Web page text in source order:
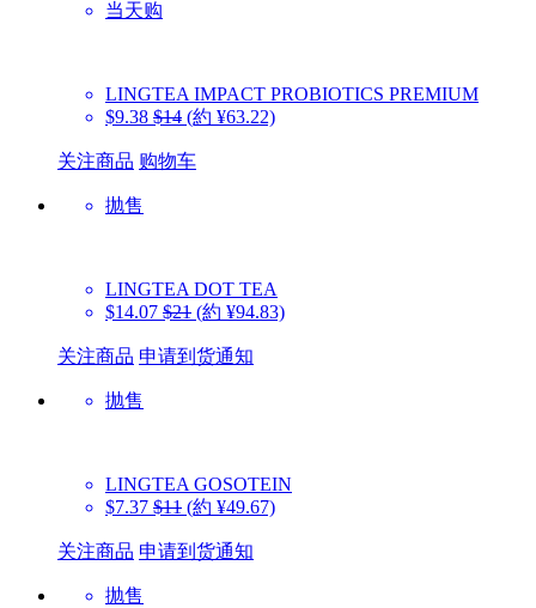
当天购
LINGTEA IMPACT PROBIOTICS PREMIUM
$9.38 $14 (約 ¥63.22)
关注商品 购物车
抛售
LINGTEA DOT TEA
$14.07 $21 (約 ¥94.83)
关注商品 申请到货通知
抛售
LINGTEA GOSOTEIN
$7.37 $11 (約 ¥49.67)
关注商品 申请到货通知
抛售